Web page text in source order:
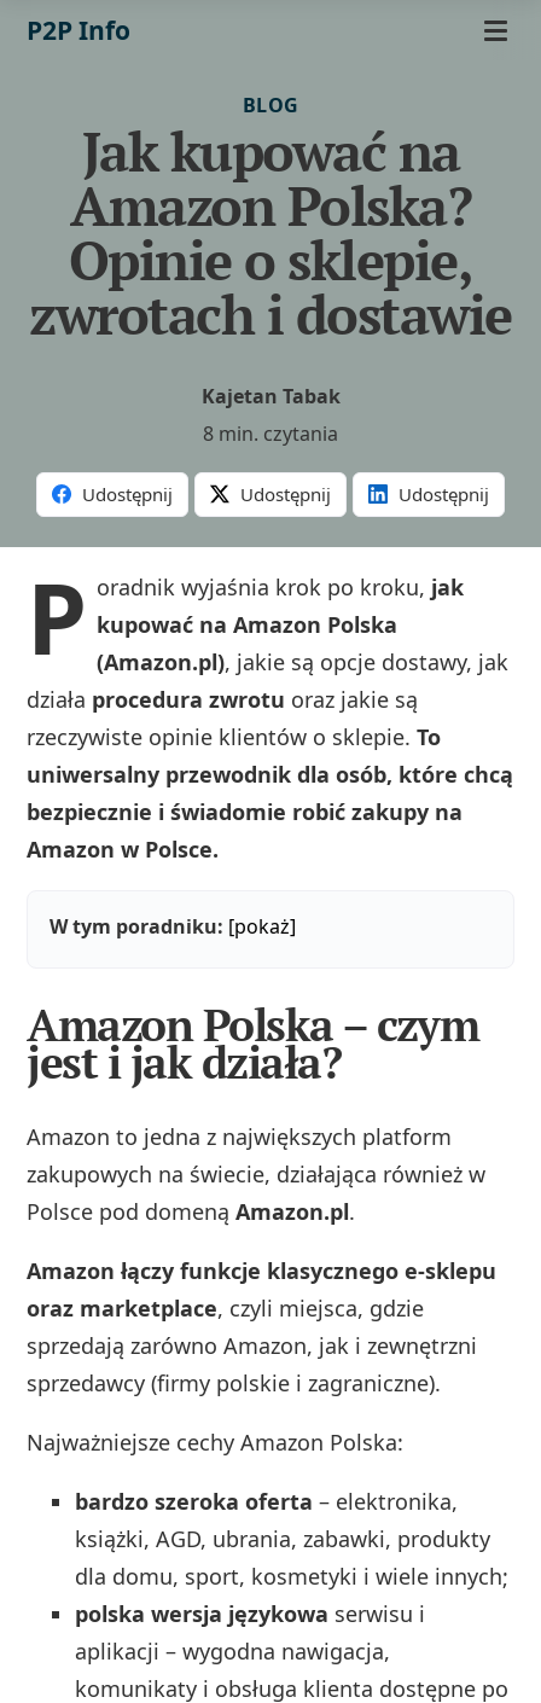
P2P Info
BLOG
Jak kupować na
Amazon Polska?
Opinie o sklepie,
zwrotach i dostawie
Kajetan Tabak
8 min. czytania
Udostępnij Udostępnij Udostępnij
P oradnik wyjaśnia krok po kroku, jak
kupować na Amazon Polska
(Amazon.pl), jakie są opcje dostawy, jak
działa procedura zwrotu oraz jakie są
rzeczywiste opinie klientów o sklepie.To
uniwersalny przewodnik dla osób, które chcą
bezpiecznie i świadomie robić zakupy na
Amazon w Polsce.
W tym poradniku: [pokaż]
Amazon Polska – czym
jest i jak działa?
Amazon to jedna z największych platform
zakupowych na świecie, działająca również w
Polsce pod domenąAmazon.pl.
Amazon łączy funkcje klasycznego e‑sklepu
oraz marketplace, czyli miejsca, gdzie
sprzedają zarówno Amazon, jak i zewnętrzni
sprzedawcy (firmy polskie i zagraniczne).
Najważniejsze cechy Amazon Polska:
bardzo szeroka oferta – elektronika,
książki, AGD, ubrania, zabawki, produkty
dla domu, sport, kosmetyki i wiele innych;
polska wersja językowa serwisu i
aplikacji – wygodna nawigacja,
komunikaty i obsługa klienta dostępne po